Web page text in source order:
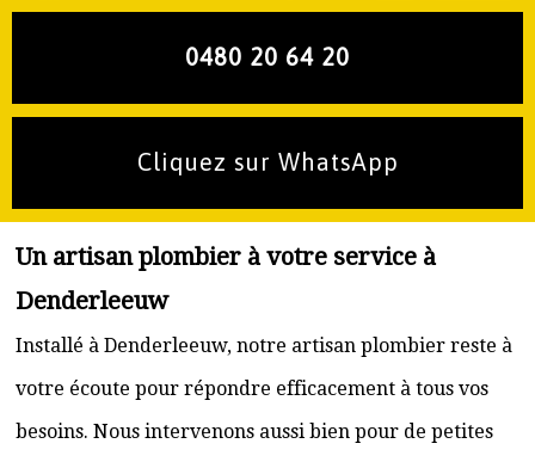
0480 20 64 20
Cliquez sur WhatsApp
Un artisan plombier à votre service à
Denderleeuw
Installé à Denderleeuw, notre artisan plombier reste à
votre écoute pour répondre efficacement à tous vos
besoins. Nous intervenons aussi bien pour de petites